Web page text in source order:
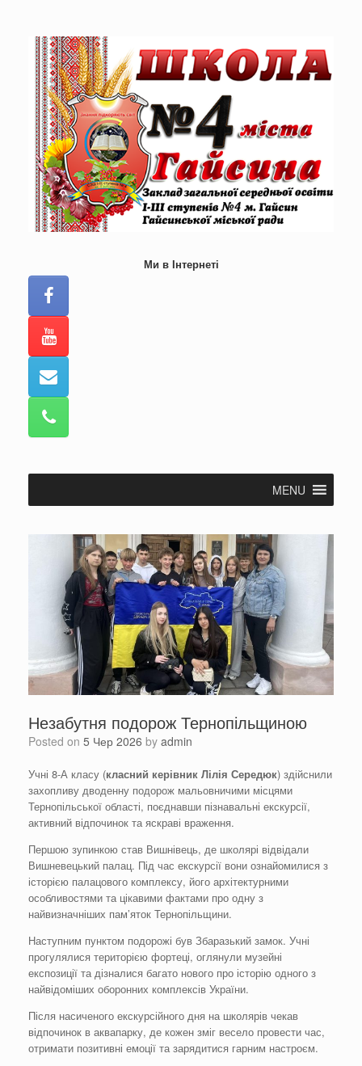
Ми в Інтернеті
MENU
Незабутня подорож Тернопільщиною
Posted on 5 Чер 2026 by admin
Учні 8-А класу (класний керівник Лілія Середюк) здійснили
захопливу дводенну подорож мальовничими місцями
Тернопільської області, поєднавши пізнавальні екскурсії,
активний відпочинок та яскраві враження.
Першою зупинкою став Вишнівець, де школярі відвідали
Вишневецький палац. Під час екскурсії вони ознайомилися з
історією палацового комплексу, його архітектурними
особливостями та цікавими фактами про одну з
найвизначніших пам’яток Тернопільщини.
Наступним пунктом подорожі був Збаразький замок. Учні
прогулялися територією фортеці, оглянули музейні
експозиції та дізналися багато нового про історію одного з
найвідоміших оборонних комплексів України.
Після насиченого екскурсійного дня на школярів чекав
відпочинок в аквапарку, де кожен зміг весело провести час,
отримати позитивні емоції та зарядитися гарним настроєм.